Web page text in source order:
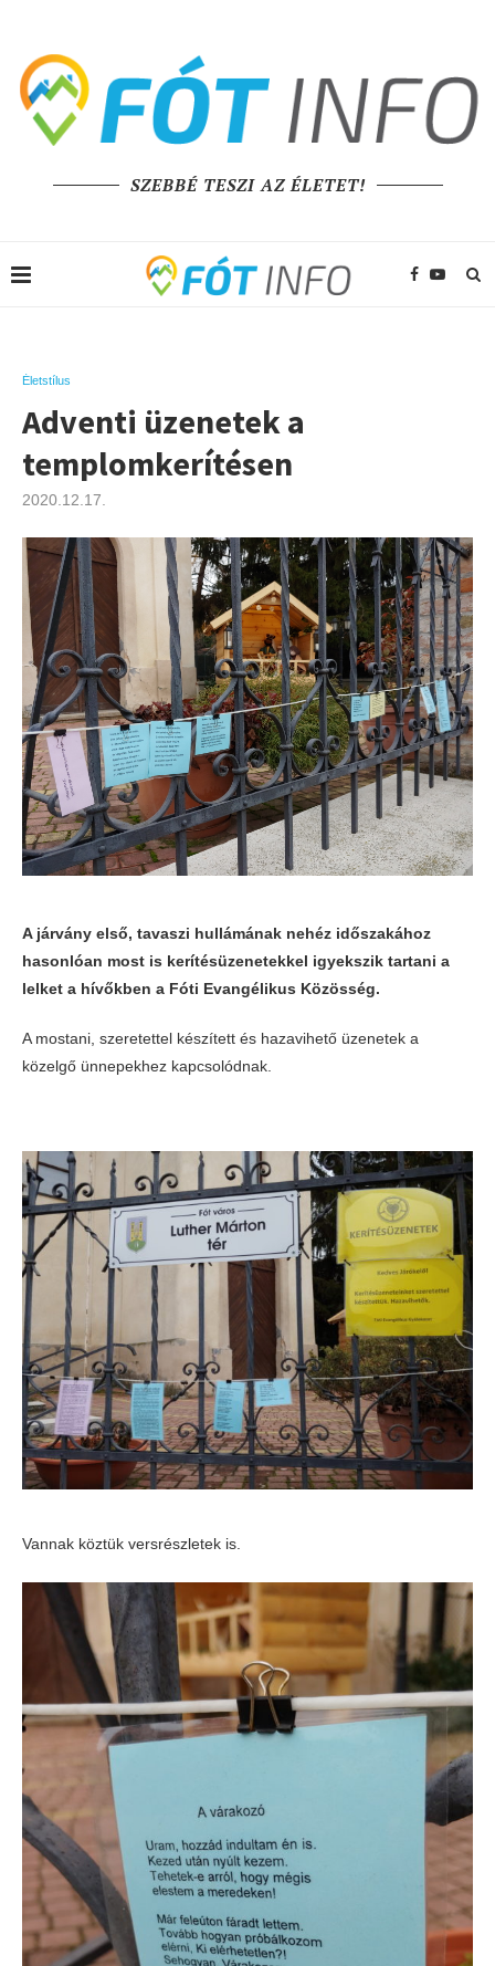
SZEBBÉ TESZI AZ ÉLETET!
Életstílus
Adventi üzenetek a
templomkerítésen
2020.12.17.
A járvány első, tavaszi hullámának nehéz időszakához
hasonlóan most is kerítésüzenetekkel igyekszik tartani a
lelket a hívőkben a Fóti Evangélikus Közösség.
A mostani, szeretettel készített és hazavihető üzenetek a
közelgő ünnepekhez kapcsolódnak.
Vannak köztük versrészletek is.